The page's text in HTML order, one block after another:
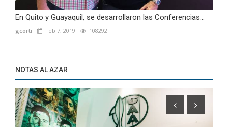
En Quito y Guayaquil, se desarrollaron las Conferencias...
gcorti Feb 7, 2019 108292
NOTAS AL AZAR